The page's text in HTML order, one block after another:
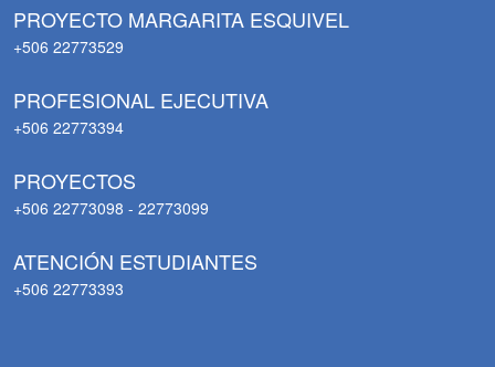
PROYECTO MARGARITA ESQUIVEL
+506 22773529
PROFESIONAL EJECUTIVA
+506 22773394
PROYECTOS
+506 22773098 - 22773099
ATENCIÓN ESTUDIANTES
+506 22773393